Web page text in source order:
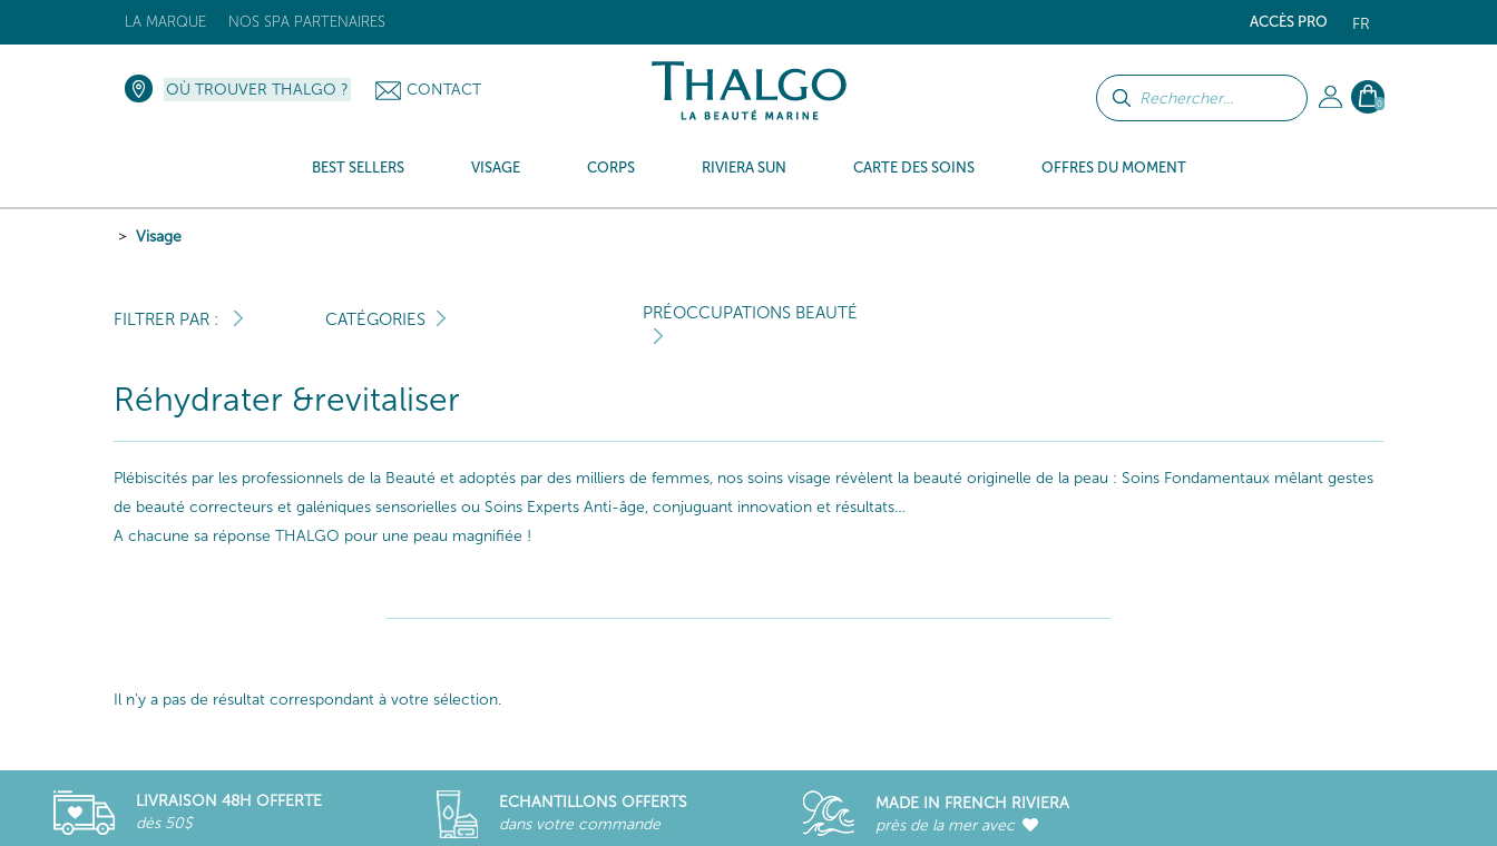
FR
ACCÈS PRO
LA MARQUE NOS SPA PARTENAIRES
0
OÙ TROUVER THALGO ? CONTACT
BEST SELLERS VISAGE CORPS RIVIERA SUN CARTE DES SOINS OFFRES DU MOMENT
Visage
FILTRER PAR : CATÉGORIES PRÉOCCUPATIONS BEAUTÉ
Réhydrater &revitaliser
Plébiscités par les professionnels de la Beauté et adoptés par des milliers de femmes, nos soins visage révèlent la beauté originelle de la peau : Soins Fondamentaux mêlant gestes
de beauté correcteurs et galéniques sensorielles ou Soins Experts Anti-âge, conjuguant innovation et résultats…
A chacune sa réponse THALGO pour une peau magnifiée !
Il n'y a pas de résultat correspondant à votre sélection.
LIVRAISON 48H OFFERTE
dès 50$
ECHANTILLONS OFFERTS
dans votre commande
MADE IN FRENCH RIVIERA
près de la mer avec